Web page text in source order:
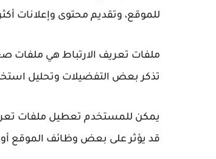
للموقع، وتقديم محتوى وإعلانات
ملفات تعريف الارتباط هي ملفات
تذكر بعض التفضيلات وتحليل
يمكن للمستخدم تعطيل ملفات
قد يؤثر على بعض وظائف الموقع أو